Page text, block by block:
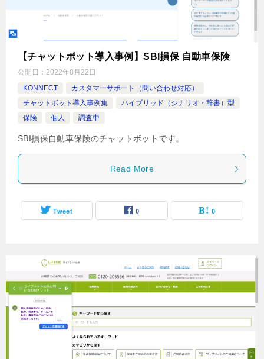
【チャットボット導入事例】SBI損保 自動車保険
公開日： 2022年8月22日
KONNECT
カスタマーサポート（問い合わせ対応）
チャットボット導入事例集
ハイブリッド（シナリオ・辞書）型
保険
個人 調査中
SBI損保自動車保険のチャットボットです。
Read More
Tweet 0 0